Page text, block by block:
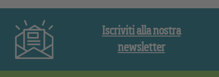
Iscriviti alla nostra
newsletter